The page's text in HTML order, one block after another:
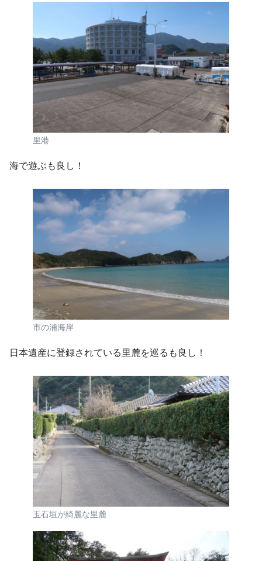
里港
海で遊ぶも良し！
市の浦海岸
日本遺産に登録されている里麓を巡るも良し！
玉石垣が綺麗な里麓